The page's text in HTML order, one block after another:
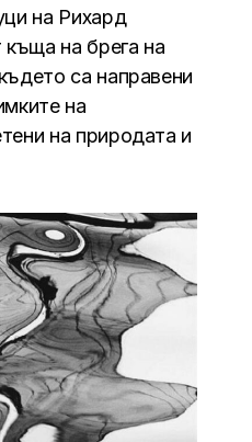
на Рихард
къща на брега на
са направени
на
на природата и